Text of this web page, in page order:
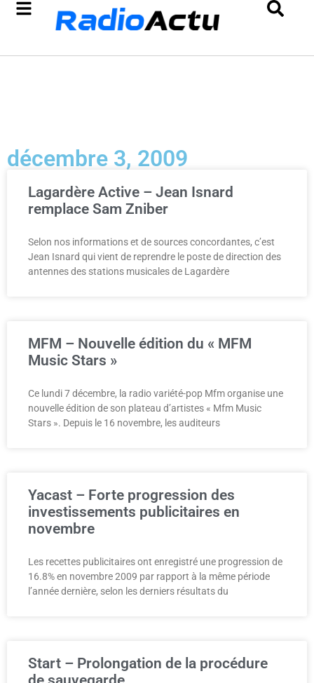
décembre 3, 2009
Lagardère Active – Jean Isnard
remplace Sam Zniber
Selon nos informations et de sources concordantes, c’est
Jean Isnard qui vient de reprendre le poste de direction des
antennes des stations musicales de Lagardère
MFM – Nouvelle édition du « MFM
Music Stars »
Ce lundi 7 décembre, la radio variété-pop Mfm organise une
nouvelle édition de son plateau d’artistes « Mfm Music
Stars ». Depuis le 16 novembre, les auditeurs
Yacast – Forte progression des
investissements publicitaires en
novembre
Les recettes publicitaires ont enregistré une progression de
16.8% en novembre 2009 par rapport à la même période
l’année dernière, selon les derniers résultats du
Start – Prolongation de la procédure